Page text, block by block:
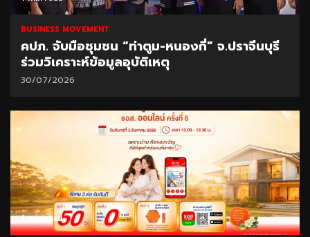
BUSINESS MOVEMENT
คปภ. จับมือชุมชน “ท่าตูม-หนองกี่” จ.ปราจีนบุรี
ร่วมวิเคราะห์ข้อมูลอุบัติเหตุ
30/07/2026
1 min read